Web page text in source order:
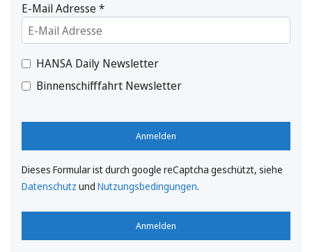
E-Mail Adresse*
HANSA Daily Newsletter
Binnenschifffahrt Newsletter
Anmelden
Dieses Formular ist durch google reCaptcha geschützt, siehe
Datenschutz und Nutzungsbedingungen.
Anmelden